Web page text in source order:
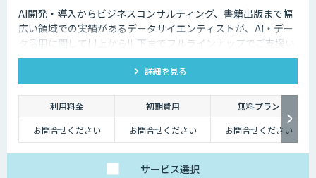
AI開発・導入からビジネスコンサルティング、書籍出版まで幅
広い領域での実績があるデータサイエンティストが、AI・デー
タ活用に関して川上から川下までフルラインナップでご支援い
たします。
詳細を見る
利用料金 初期費用
無料プラン
お問合せください
お問合せください お問合せください
サービス選択